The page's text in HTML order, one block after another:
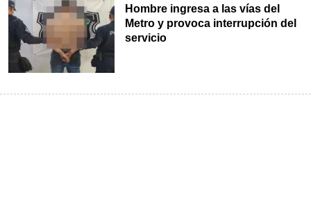
Hombre ingresa a las vías del
Metro y provoca interrupción del
servicio